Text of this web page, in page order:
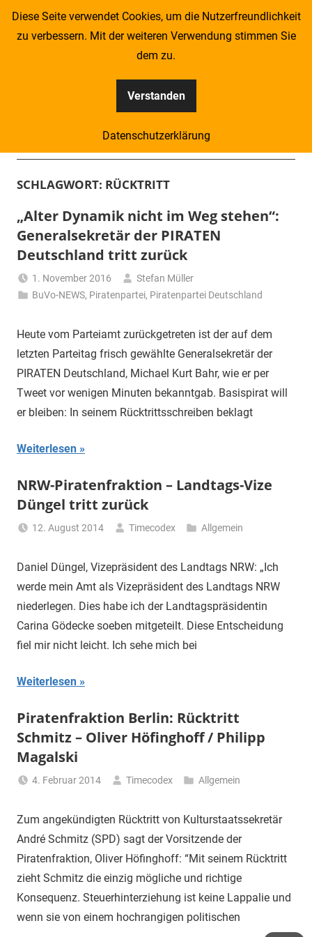
Zum
Kompass
–
Zeitung
für
Piraten
SCHLAGWORT: RÜCKTRITT
„Alter Dynamik nicht im Weg stehen“:
Generalsekretär der PIRATEN
Deutschland tritt zurück
1. November 2016
Stefan Müller
BuVo-NEWS, Piratenpartei, Piratenpartei Deutschland
Heute vom Parteiamt zurückgetreten ist der auf dem
letzten Parteitag frisch gewählte Generalsekretär der
PIRATEN Deutschland, Michael Kurt Bahr, wie er per
Tweet vor wenigen Minuten bekanntgab. Basispirat will
er bleiben: In seinem Rücktrittsschreiben beklagt
Weiterlesen
NRW-Piratenfraktion – Landtags-Vize
Düngel tritt zurück
12. August 2014 Timecodex Allgemein
Daniel Düngel, Vizepräsident des Landtags NRW: „Ich
werde mein Amt als Vizepräsident des Landtags NRW
niederlegen. Dies habe ich der Landtagspräsidentin
Carina Gödecke soeben mitgeteilt. Diese Entscheidung
fiel mir nicht leicht. Ich sehe mich bei
Weiterlesen
Piratenfraktion Berlin: Rücktritt
Schmitz – Oliver Höfinghoff / Philipp
Magalski
4. Februar 2014 Timecodex Allgemein
Zum angekündigten Rücktritt von Kulturstaatssekretär
André Schmitz (SPD) sagt der Vorsitzende der
Piratenfraktion, Oliver Höfinghoff: “Mit seinem Rücktritt
zieht Schmitz die einzig mögliche und richtige
Konsequenz. Steuerhinterziehung ist keine Lappalie und
wenn sie von einem hochrangigen politischen
Diese Seite verwendet Cookies, um die Nutzerfreundlichkeit
zu verbessern. Mit der weiteren Verwendung stimmen Sie
dem zu.
Verstanden
Datenschutzerklärung